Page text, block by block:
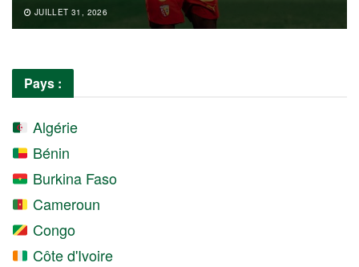
JUILLET 31, 2026
Pays :
Algérie
Bénin
Burkina Faso
Cameroun
Congo
Côte d'Ivoire